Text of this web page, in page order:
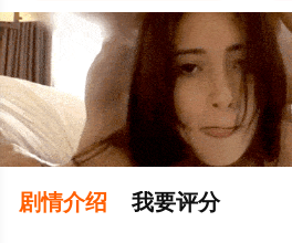
剧情介绍 我要评分